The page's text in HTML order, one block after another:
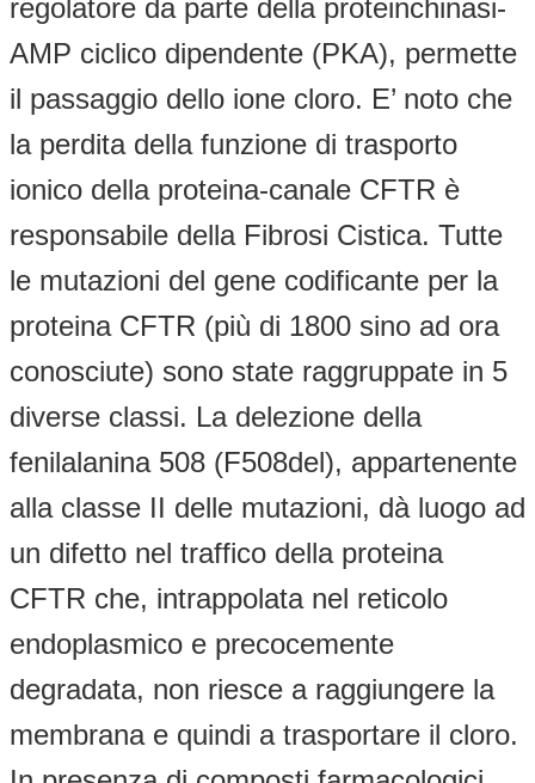
regolatore da parte della proteinchinasi-
AMP ciclico dipendente (PKA), permette
il passaggio dello ione cloro. E’ noto che
la perdita della funzione di trasporto
ionico della proteina-canale CFTR è
responsabile della Fibrosi Cistica. Tutte
le mutazioni del gene codificante per la
proteina CFTR (più di 1800 sino ad ora
conosciute) sono state raggruppate in 5
diverse classi. La delezione della
fenilalanina 508 (F508del), appartenente
alla classe II delle mutazioni, dà luogo ad
un difetto nel traffico della proteina
CFTR che, intrappolata nel reticolo
endoplasmico e precocemente
degradata, non riesce a raggiungere la
membrana e quindi a trasportare il cloro.